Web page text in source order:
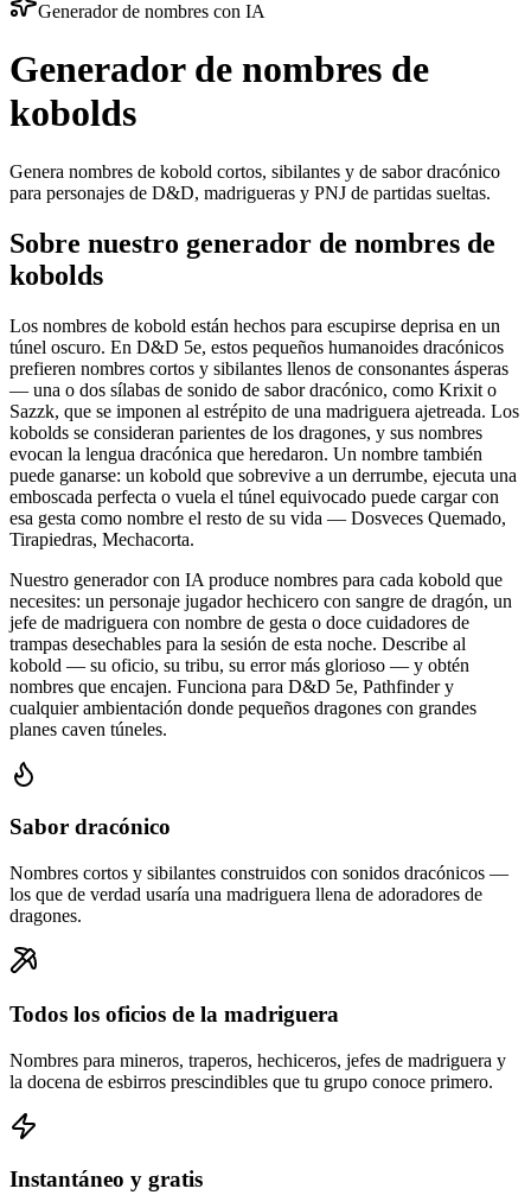
Generador de nombres con IA
Generador de nombres de
kobolds
Genera nombres de kobold cortos, sibilantes y de sabor dracónico
para personajes de D&D, madrigueras y PNJ de partidas sueltas.
Sobre nuestro generador de nombres de
kobolds
Los nombres de kobold están hechos para escupirse deprisa en un
túnel oscuro. En D&D 5e, estos pequeños humanoides dracónicos
prefieren nombres cortos y sibilantes llenos de consonantes ásperas
— una o dos sílabas de sonido de sabor dracónico, como Krixit o
Sazzk, que se imponen al estrépito de una madriguera ajetreada. Los
kobolds se consideran parientes de los dragones, y sus nombres
evocan la lengua dracónica que heredaron. Un nombre también
puede ganarse: un kobold que sobrevive a un derrumbe, ejecuta una
emboscada perfecta o vuela el túnel equivocado puede cargar con
esa gesta como nombre el resto de su vida — Dosveces Quemado,
Tirapiedras, Mechacorta.
Nuestro generador con IA produce nombres para cada kobold que
necesites: un personaje jugador hechicero con sangre de dragón, un
jefe de madriguera con nombre de gesta o doce cuidadores de
trampas desechables para la sesión de esta noche. Describe al
kobold — su oficio, su tribu, su error más glorioso — y obtén
nombres que encajen. Funciona para D&D 5e, Pathfinder y
cualquier ambientación donde pequeños dragones con grandes
planes caven túneles.
Sabor dracónico
Nombres cortos y sibilantes construidos con sonidos dracónicos —
los que de verdad usaría una madriguera llena de adoradores de
dragones.
Todos los oficios de la madriguera
Nombres para mineros, traperos, hechiceros, jefes de madriguera y
la docena de esbirros prescindibles que tu grupo conoce primero.
Instantáneo y gratis